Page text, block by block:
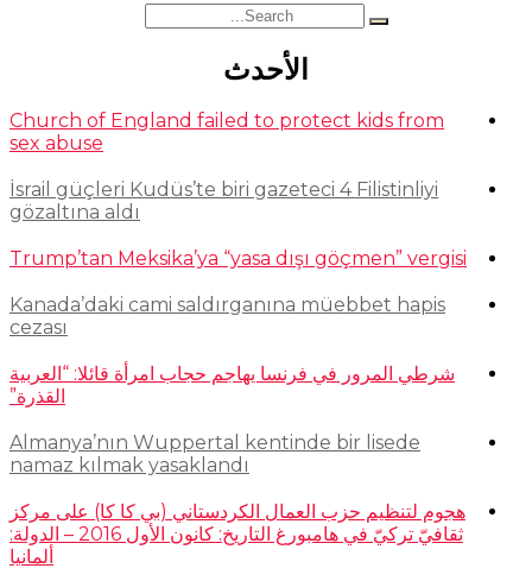
Search
for:
الأحدث
Church of England failed to protect kids from
sex abuse
İsrail güçleri Kudüs’te biri gazeteci 4 Filistinliyi
gözaltına aldı
Trump’tan Meksika’ya “yasa dışı göçmen” vergisi
Kanada’daki cami saldırganına müebbet hapis
cezası
شرطي المرور في فرنسا يهاجم حجاب امرأة قائلا: “العربية
القذرة”
Almanya’nın Wuppertal kentinde bir lisede
namaz kılmak yasaklandı
هجوم لتنظيم حزب العمال الكردستاني (بي كا كا) على مركز
ثقافيّ تركيّ في هامبورغ التاريخ: كانون الأول 2016 – الدولة:
ألمانيا